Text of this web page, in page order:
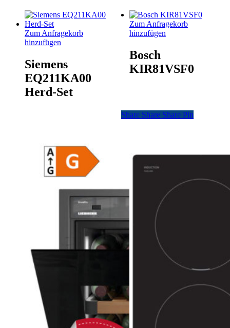
Zum Anfragekorb
hinzufügen
Siemens
EQ211KA00
Herd-Set
Zum Anfragekorb
hinzufügen
Bosch
KIR81VSF0
Share
Share Share Share Pin